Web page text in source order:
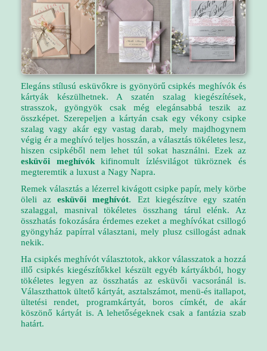
Elegáns stílusú esküvőkre is gyönyörű csipkés meghívók és
kártyák készülhetnek. A szatén szalag kiegészítések,
strasszok, gyöngyök csak még elegánsabbá teszik az
összképet. Szerepeljen a kártyán csak egy vékony csipke
szalag vagy akár egy vastag darab, mely majdhogynem
végig ér a meghívó teljes hosszán, a választás tökéletes lesz,
hiszen csipkéből nem lehet túl sokat használni. Ezek az
esküvői meghívókkifinomult ízlésvilágot tükröznek és
megteremtik a luxust a Nagy Napra.
Remek választás a lézerrel kivágott csipke papír, mely körbe
öleli azesküvői meghívót. Ezt kiegészítve egy szatén
szalaggal, masnival tökéletes összhang tárul elénk. Az
összhatás fokozására érdemes ezeket a meghívókat csillogó
gyöngyház papírral választani, mely plusz csillogást adnak
nekik.
Ha csipkés meghívót választotok, akkor válasszatok a hozzá
illő csipkés kiegészítőkkel készült egyéb kártyákból, hogy
tökéletes legyen az összhatás az esküvői vacsoránál is.
Választhattok ültető kártyát, asztalszámot, menü-és itallapot,
ültetési rendet, programkártyát, boros címkét, de akár
köszönő kártyát is. A lehetőségeknek csak a fantázia szab
határt.